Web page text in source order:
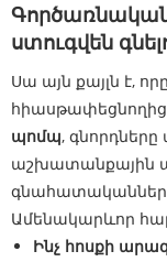
ստուգվեն
Սա այն քայլն է,
պոմպ,
աշխատանքային
Ամենակարևոր
Ինչ հոսքի